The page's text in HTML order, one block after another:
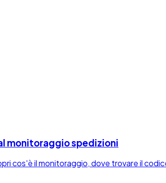
monitoraggio spedizioni
cos'è il monitoraggio, dove trovare il